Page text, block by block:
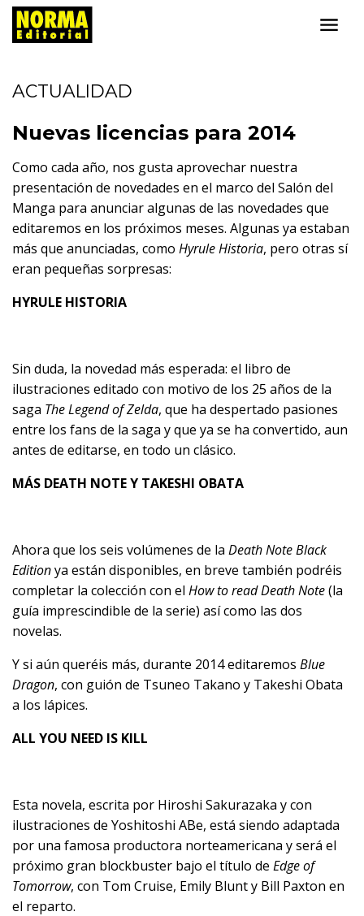
ACTUALIDAD
Nuevas licencias para 2014
Como cada año, nos gusta aprovechar nuestra
presentación de novedades en el marco del Salón del
Manga para anunciar algunas de las novedades que
editaremos en los próximos meses. Algunas ya estaban
más que anunciadas, como Hyrule Historia, pero otras sí
eran pequeñas sorpresas:
HYRULE HISTORIA
Sin duda, la novedad más esperada: el libro de
ilustraciones editado con motivo de los 25 años de la
saga The Legend of Zelda, que ha despertado pasiones
entre los fans de la saga y que ya se ha convertido, aun
antes de editarse, en todo un clásico.
MÁS DEATH NOTE Y TAKESHI OBATA
Ahora que los seis volúmenes de la Death Note Black
Editionya están disponibles, en breve también podréis
completar la colección con el How to read Death Note(la
guía imprescindible de la serie) así como las dos
novelas.
Y si aún queréis más, durante 2014 editaremos Blue
Dragon, con guión de Tsuneo Takano y Takeshi Obata
a los lápices.
ALL YOU NEED IS KILL
Esta novela, escrita por Hiroshi Sakurazaka y con
ilustraciones de Yoshitoshi ABe, está siendo adaptada
por una famosa productora norteamericana y será el
próximo gran blockbuster bajo el título de Edge of
Tomorrow, con Tom Cruise, Emily Blunt y Bill Paxton en
el reparto.